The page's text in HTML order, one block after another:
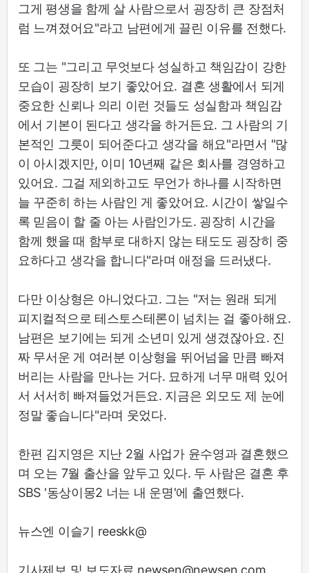
그게 평생을 함께 살 사람으로서 굉장히 큰 장점처
럼 느껴졌어요"라고 남편에게 끌린 이유를 전했다.
또 그는 "그리고 무엇보다 성실하고 책임감이 강한
모습이 굉장히 보기 좋았어요. 결혼 생활에서 되게
중요한 신뢰나 의리 이런 것들도 성실함과 책임감
에서 기본이 된다고 생각을 하거든요. 그 사람의 기
본적인 그릇이 되어준다고 생각을 해요"라면서 "많
이 아시겠지만, 이미 10년째 같은 회사를 경영하고
있어요. 그걸 제외하고도 무언가 하나를 시작하면
늘 꾸준히 하는 사람인 게 좋았어요. 시간이 쌓일수
록 믿음이 할 줄 아는 사람인가도. 굉장히 시간을
함께 했을 때 함부로 대하지 않는 태도도 굉장히 중
요하다고 생각을 합니다"라며 애정을 드러냈다.
다만 이상형은 아니었다고. 그는 "저는 원래 되게
피지컬적으로 테스토스테론이 넘치는 걸 좋아해요.
남편은 보기에는 되게 소년미 있게 생겼잖아요. 진
짜 무서운 게 여러분 이상형을 뛰어넘을 만큼 빠져
버리는 사람을 만나는 거다. 묘하게 너무 매력 있어
서 서서히 빠져들었거든요. 지금은 외모도 제 눈에
정말 좋습니다"라며 웃었다.
한편 김지영은 지난 2월 사업가 윤수영과 결혼했으
며 오는 7월 출산을 앞두고 있다. 두 사람은 결혼 후
SBS '동상이몽2 너는 내 운명'에 출연했다.
뉴스엔 이슬기 reeskk@
기사제보 및 보도자료 newsen@newsen.com